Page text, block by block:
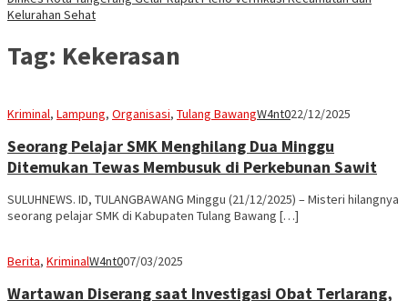
Kelurahan Sehat
Tag: Kekerasan
Kriminal, Lampung, Organisasi, Tulang BawangW4nt022/12/2025
Seorang Pelajar SMK Menghilang Dua Minggu
Ditemukan Tewas Membusuk di Perkebunan Sawit
SULUHNEWS. ID, TULANGBAWANG Minggu (21/12/2025) – Misteri hilangnya
seorang pelajar SMK di Kabupaten Tulang Bawang […]
Berita, KriminalW4nt007/03/2025
Wartawan Diserang saat Investigasi Obat Terlarang,